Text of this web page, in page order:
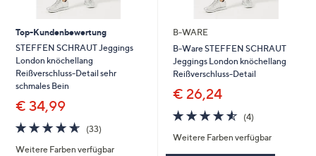
Top-Kundenbewertung
STEFFEN SCHRAUT Jeggings
London knöchellang
Reißverschluss-Detail sehr
schmales Bein
€ 34,99
4.6
von
5
(33)
Weitere Farben verfügbar
B-WARE
B-Ware STEFFEN SCHRAUT
Jeggings London knöchellang
Reißverschluss-Detail
€ 26,24
4.5
von
5
(4)4
Weitere Farben verfügbar